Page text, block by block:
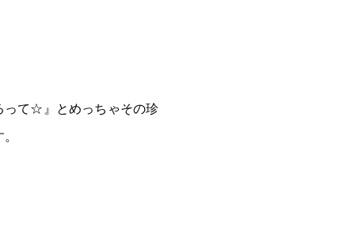
って☆』とめっちゃその珍